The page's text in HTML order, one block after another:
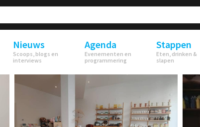
Nieuws
Scoops, blogs en
interviews
Agenda
Evenementen en
programmering
Stappen
Eten, drinken &
slapen